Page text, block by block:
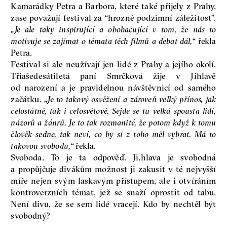
Kamarádky Petra a Barbora, které také přijely z Prahy,
zase považují festival za “hrozně podzimní záležitost”.
„Je ale taky inspirující a obohacující v tom, že nás to
motivuje se zajímat o témata těch filmů a debat dál,“řekla
Petra.
Festival si ale neužívají jen lidé z Prahy a jejího okolí.
Třiašedesátiletá paní Smrčková žije v Jihlavě
od narození a je pravidelnou návštěvnicí od samého
začátku.„Je to takový osvěžení a zároveň velký přínos, jak
celostátně, tak i celosvětově. Sejde se tu velká spousta lidí,
názorů a žánrů. Je to tak rozmanité, že potom když k tomu
člověk sedne, tak neví, co by si z toho měl vybrat. Má to
takovou svobodu,“řekla.
Svoboda. To je ta odpověď. Ji.hlava je svobodná
a propůjčuje divákům možnost ji zakusit v té nejvyšší
míře nejen svým laskavým přístupem, ale i otvíráním
kontroverzních témat, jež se snaží oprostit od tabu.
Není divu, že se sem lidé vracejí. Kdo by nechtěl být
svobodný?